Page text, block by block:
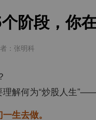
阶段，你
：张明科
理解何为“炒股人生
生去做。